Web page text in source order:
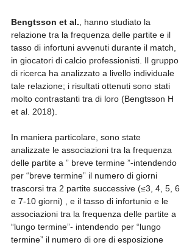
Bengtsson et al. , hanno studiato la
relazione tra la frequenza delle partite e il
tasso di infortuni avvenuti durante il match,
in giocatori di calcio professionisti. Il gruppo
di ricerca ha analizzato a livello individuale
tale relazione; i risultati ottenuti sono stati
molto contrastanti tra di loro (Bengtsson H
et al. 2018).
In maniera particolare, sono state
analizzate le associazioni tra la frequenza
delle partite a ” breve termine ”-intendendo
per “breve termine” il numero di giorni
trascorsi tra 2 partite successive (≤3, 4, 5, 6
e 7-10 giorni) , e il tasso di infortunio e le
associazioni tra la frequenza delle partite a
“lungo termine”- intendendo per “lungo
termine” il numero di ore di esposizione